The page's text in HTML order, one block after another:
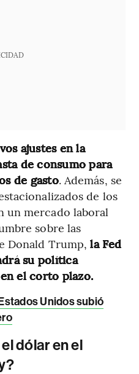
ajustes en la
de consumo para
de gasto. Además, se
de los
un mercado laboral
sobre las
Donald Trump,la Fed
su política
el corto plazo.
Unidos subió
dólar en el